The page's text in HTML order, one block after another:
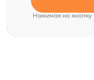
Нажимая на кнопку